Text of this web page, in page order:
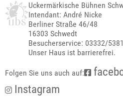
Uckermärkische Bühnen
Intendant: André Nicke
Berliner Straße 46/48
16303 Schwedt
Besucherservice: 03332/
Unser Haus ist barrierefrei.
Folgen Sie uns auch auf:
Instagram